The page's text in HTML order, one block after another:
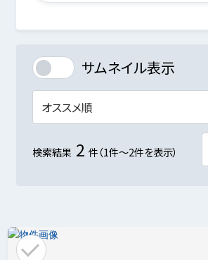
サムネイル表示
検索結果 2 件（1件～2件を表示）